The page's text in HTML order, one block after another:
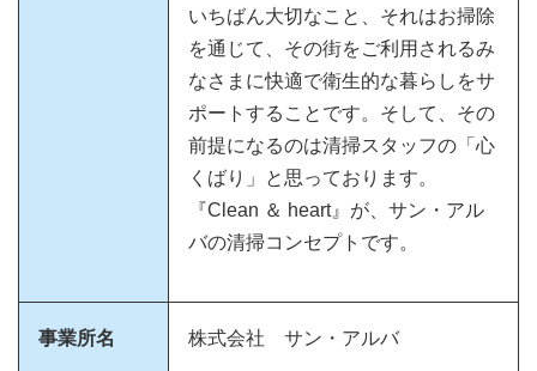
いちばん大切なこと、それはお掃除
を通じて、その街をご利用されるみ
なさまに快適で衛生的な暮らしをサ
ポートすることです。そして、その
前提になるのは清掃スタッフの「心
くばり」と思っております。
『Clean ＆ heart』が、サン・アル
バの清掃コンセプトです。
事業所名 株式会社 サン・アルバ